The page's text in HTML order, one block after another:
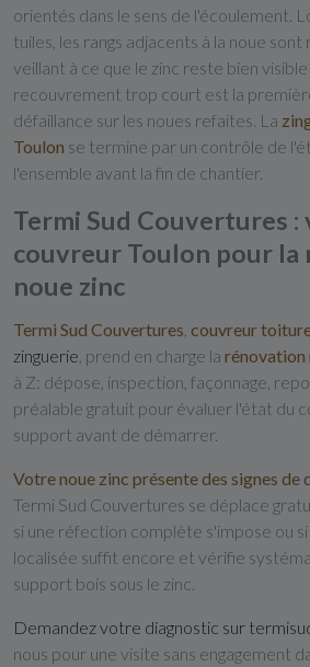
orientés dans le sens de l'écoulement.
tuiles, les rangs adjacents à la noue
veillant à ce que le zinc reste bien
recouvrement trop court est la
défaillance sur les noues refaites. La
Toulon se termine par un contrôle de
l'ensemble avant la fin de chantier.
Termi Sud Couvertures :
couvreur Toulon pour la
noue zinc
Termi Sud Couvertures couvreur
zinguerie , prend en charge la rénovation
à Z: dépose, inspection, façonnage,
préalable gratuit pour évaluer l'état du
support avant de démarrer.
Votre noue zinc présente des signes de
Termi Sud Couvertures se déplace
si une réfection complète s'impose ou
localisée suffit encore et vérifie
support bois sous le zinc.
Demandez votre diagnostic sur
nous pour une visite sans engagement